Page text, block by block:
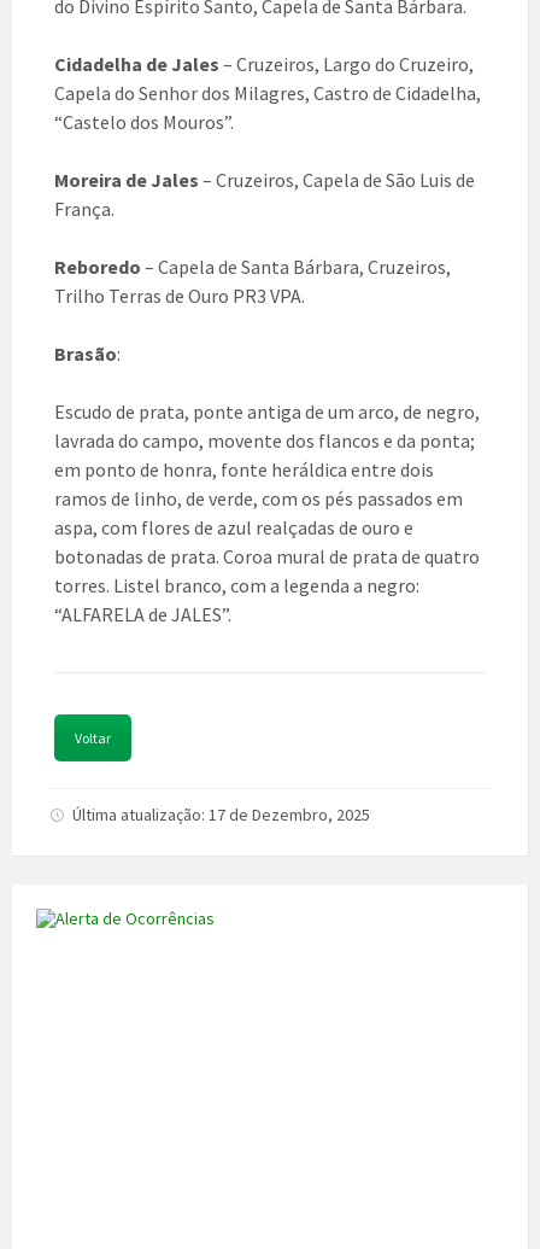
do Divino Espírito Santo, Capela de Santa Bárbara.
Cidadelha de Jales – Cruzeiros, Largo do Cruzeiro,
Capela do Senhor dos Milagres, Castro de Cidadelha,
“Castelo dos Mouros”.
Moreira de Jales – Cruzeiros, Capela de São Luis de
França.
Reboredo – Capela de Santa Bárbara, Cruzeiros,
Trilho Terras de Ouro PR3 VPA.
Brasão:
Escudo de prata, ponte antiga de um arco, de negro,
lavrada do campo, movente dos flancos e da ponta;
em ponto de honra, fonte heráldica entre dois
ramos de linho, de verde, com os pés passados em
aspa, com flores de azul realçadas de ouro e
botonadas de prata. Coroa mural de prata de quatro
torres. Listel branco, com a legenda a negro:
“ALFARELA de JALES”.
Voltar
Última atualização: 17 de Dezembro, 2025